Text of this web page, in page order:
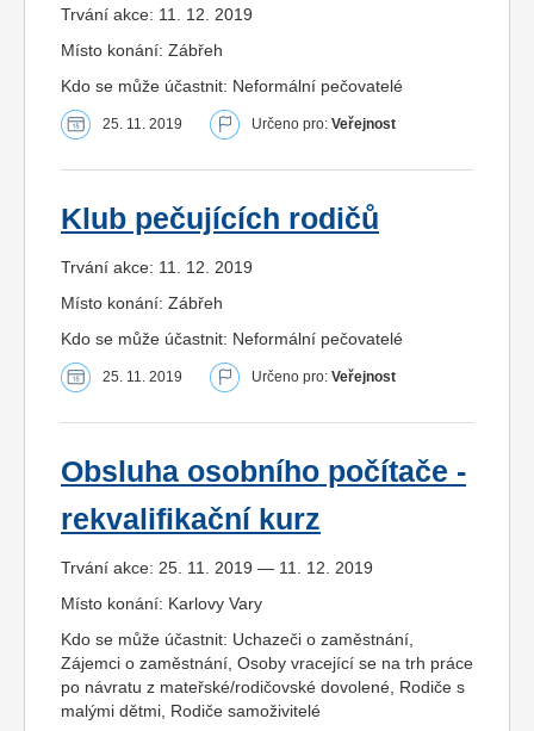
Trvání akce: 11. 12. 2019
Místo konání: Zábřeh
Kdo se může účastnit: Neformální pečovatelé
25. 11. 2019 Určeno pro: Veřejnost
Klub pečujících rodičů
Trvání akce: 11. 12. 2019
Místo konání: Zábřeh
Kdo se může účastnit: Neformální pečovatelé
25. 11. 2019 Určeno pro: Veřejnost
Obsluha osobního počítače -
rekvalifikační kurz
Trvání akce: 25. 11. 2019 — 11. 12. 2019
Místo konání: Karlovy Vary
Kdo se může účastnit: Uchazeči o zaměstnání,
Zájemci o zaměstnání, Osoby vracející se na trh práce
po návratu z mateřské/rodičovské dovolené, Rodiče s
malými dětmi, Rodiče samoživitelé